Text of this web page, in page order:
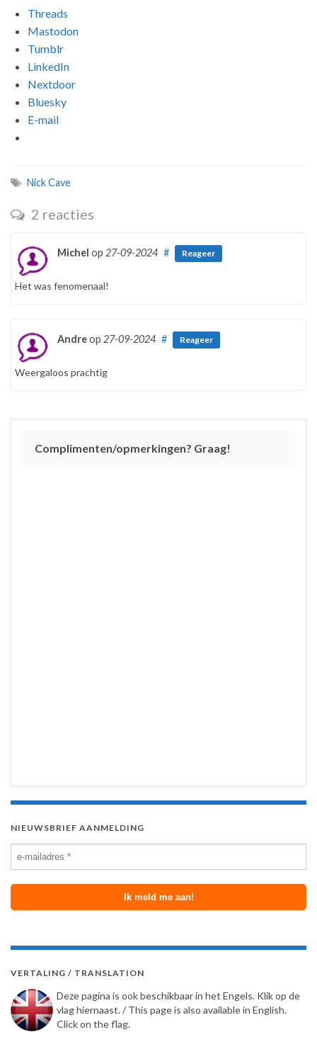
Threads
Mastodon
Tumblr
LinkedIn
Nextdoor
Bluesky
E-mail
Nick Cave
2 reacties
Michel op 27-09-2024 # Reageer
Het was fenomenaal!
Andreop 27-09-2024 # Reageer
Weergaloos prachtig
Complimenten/opmerkingen? Graag!
NIEUWSBRIEF AANMELDING
VERTALING / TRANSLATION
Deze pagina is ook beschikbaar in het Engels. Klik op de
vlag hiernaast. / This page is also available in English.
Click on the flag.